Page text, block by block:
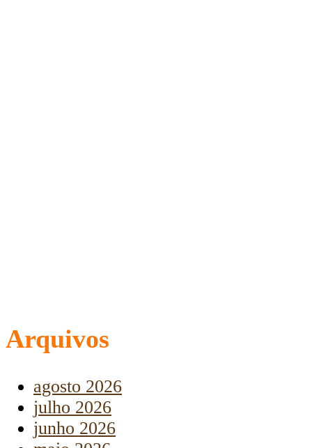
Arquivos
agosto 2026
julho 2026
junho 2026